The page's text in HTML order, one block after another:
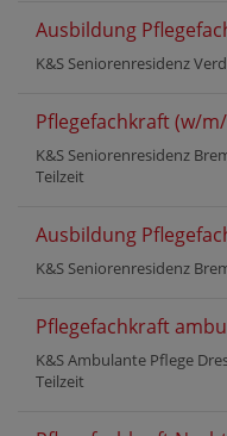
Ausbildung
K&S Seniorenresidenz
Pflegefachkraft (w/
K&S Seniorenresidenz
Teilzeit
Ausbildung
K&S Seniorenresidenz
Pflegefachkraft
K&S Ambulante Pflege
Teilzeit